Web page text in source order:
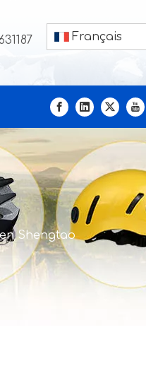
Français
Shengtao